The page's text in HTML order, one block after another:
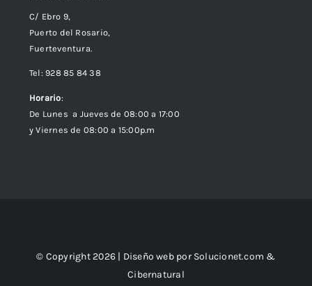
C/ Ebro 9,
Puerto del Rosario,
Fuerteventura.
Tel: 928 85 84 38
Horario:
De Lunes a Jueves de 08:00 a 17:00
y Viernes de 08:00 a 15:00p.m
© Copyright 2026 | Diseño web por Solucionet.com &
Cibernatural